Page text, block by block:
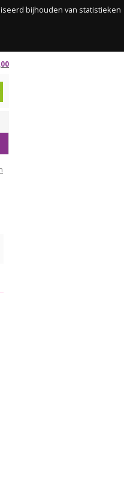
bijhouden van statistieken